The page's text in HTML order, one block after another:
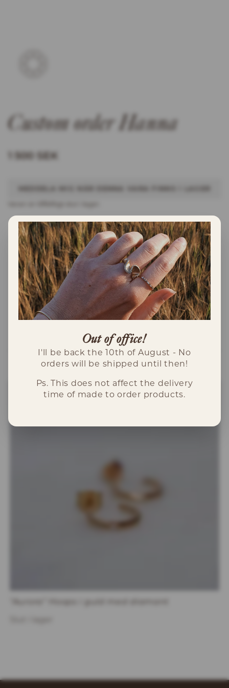
Custom order Hanna
1 500 SEK
INFORMATION
Gravyr och puts av herring - 700kr
Gravyr av gammal ring samt minskning -
800kr
Putsning ingår
Out of office!
I'll be back the 10th of August - No
orders will be shipped until then!
Ps. This does not affect the delivery
time of made to order products.